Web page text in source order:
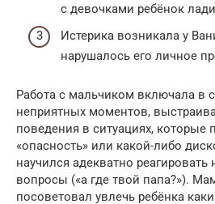
с девочками ребёнок
Истерика возникала у
нарушалось его личное
Работа с мальчиком включала в
неприятных моментов,
поведения в ситуациях, которые
«опасность» или какой-либо
научился адекватно
вопросы («а где твой папа?»).
посоветовал увлечь ребёнка